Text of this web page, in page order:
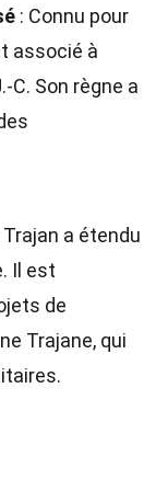
: Connu pour
associé à
C. Son règne a
Trajan a étendu
Il est
de
Trajane, qui